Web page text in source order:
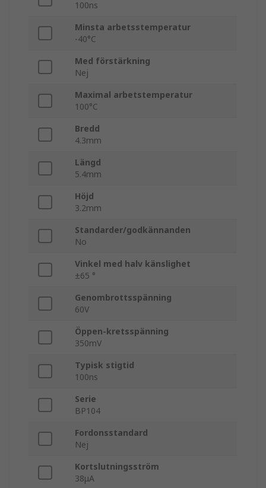
100ns
Minsta arbetsstemperatur
-40°C
Med förstärkning
Nej
Maximal arbetstemperatur
100°C
Bredd
4.3mm
Längd
5.4mm
Höjd
3.2mm
Standarder/godkännanden
No
Vinkel med halv känslighet
±65 °
Genombrottsspänning
60V
Öppen-kretsspänning
350mV
Typisk stigtid
100ns
Serie
BP104
Fordonsstandard
Nej
Kortslutningsström
38μA